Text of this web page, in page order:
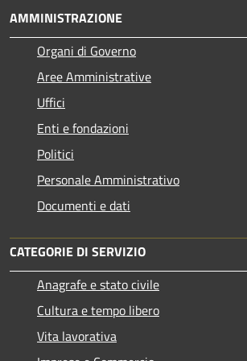
AMMINISTRAZIONE
Organi di Governo
Aree Amministrative
Uffici
Enti e fondazioni
Politici
Personale Amministrativo
Documenti e dati
CATEGORIE DI SERVIZIO
Anagrafe e stato civile
Cultura e tempo libero
Vita lavorativa